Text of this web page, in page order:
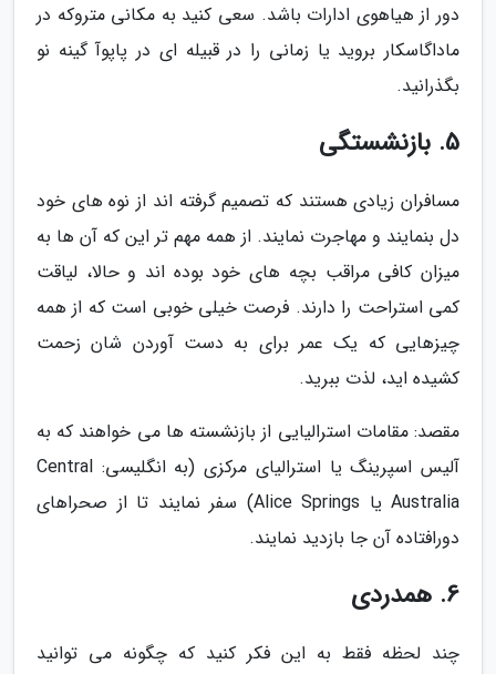
دور از هیاهوی ادارات باشد. سعی کنید به مکانی متروکه در
ماداگاسکار بروید یا زمانی را در قبیله ای در پاپوآ گینه نو
بگذرانید.
5. بازنشستگی
مسافران زیادی هستند که تصمیم گرفته اند از نوه های خود
دل بنمایند و مهاجرت نمایند. از همه مهم تر این که آن ها به
میزان کافی مراقب بچه های خود بوده اند و حالا، لیاقت
کمی استراحت را دارند. فرصت خیلی خوبی است که از همه
چیزهایی که یک عمر برای به دست آوردن شان زحمت
کشیده اید، لذت ببرید.
مقصد: مقامات استرالیایی از بازنشسته ها می خواهند که به
آلیس اسپرینگ یا استرالیای مرکزی (به انگلیسی: Central
Australia یا Alice Springs) سفر نمایند تا از صحراهای
دورافتاده آن جا بازدید نمایند.
6. همدردی
چند لحظه فقط به این فکر کنید که چگونه می توانید